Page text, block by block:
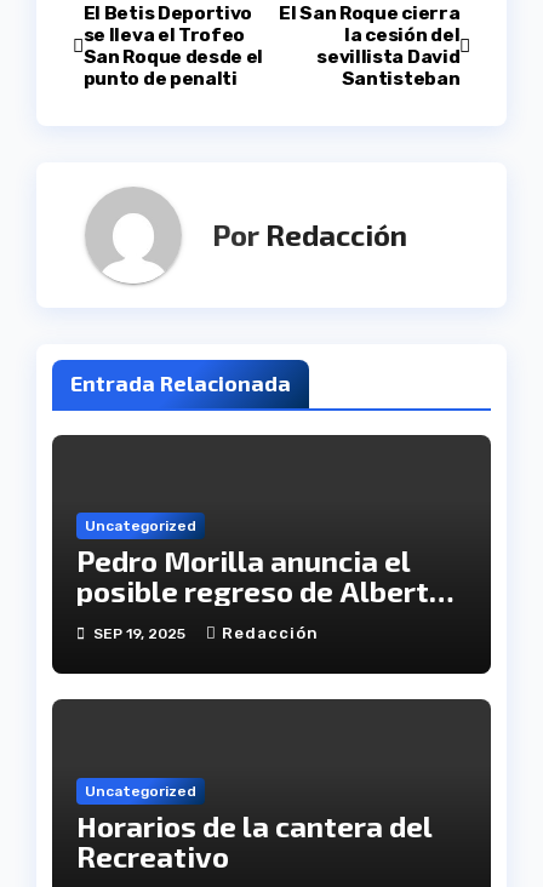
Navegación
de
El San Roque cierra
la cesión del
sevillista David
Santisteban
El Betis Deportivo
se lleva el Trofeo
San Roque desde el
punto de penalti
Por Redacción
Entrada Relacionada
Uncategorized
Pedro Morilla anuncia el
posible regreso de Alberto
López a la convocatoria
SEP 19, 2025 Redacción
Uncategorized
Horarios de la cantera del
Recreativo